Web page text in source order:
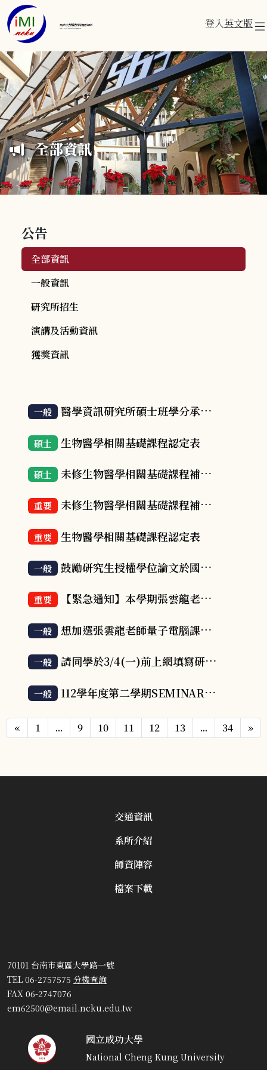
成功大學醫學資訊研究所
Institute of Medical Informatics 登入英文版
全部資訊
公告
全部資訊
一般資訊
研究所招生
演講及活動資訊
獲獎資訊
一般 醫學資訊研究所碩士班學分承認及抵免辦法(113.06)
碩士 生物醫學相關基礎課程認定表
碩士 未修生物醫學相關基礎課程補修單
重要 未修生物醫學相關基礎課程補修單
重要 生物醫學相關基礎課程認定表
一般 鼓勵研究生授權學位論文於國家圖書館及本校圖書館以公開為原則
重要 【緊急通知】本學期張雲龍老師的量子電腦課停開
一般 想加選張雲龍老師量子電腦課的同學請注意!
一般 請同學於3/4(一)前上網填寫研究所輔導優良導師推薦表
一般 112學年度第二學期SEMINAR上課須知
« 1 ... 9 10 11 12 13 ... 34 »
交通資訊
系所介紹
師資陣容
檔案下載
70101 台南市東區大學路一號
TEL 06-2757575 分機查詢
FAX 06-2747076
em62500@email.ncku.edu.tw
國立成功大學
National Cheng Kung University